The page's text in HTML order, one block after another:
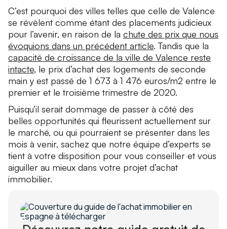
C’est pourquoi des villes telles que celle de Valence
se révèlent comme étant des placements judicieux
pour l’avenir, en raison de la chute des prix que nous
évoquions dans un précédent article. Tandis que la
capacité de croissance de la ville de Valence reste
intacte, le prix d’achat des logements de seconde
main y est passé de 1 673 à 1 476 euros/m2 entre le
premier et le troisième trimestre de 2020.
Puisqu’il serait dommage de passer à côté des
belles opportunités qui fleurissent actuellement sur
le marché, ou qui pourraient se présenter dans les
mois à venir, sachez que notre équipe d’experts se
tient à votre disposition pour vous conseiller et vous
aiguiller au mieux dans votre projet d’achat
immobilier.